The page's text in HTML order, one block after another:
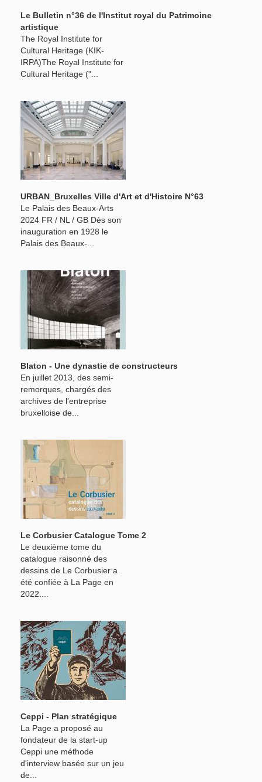
Le Bulletin n°36 de l'Institut royal du Patrimoine
artistique
The Royal Institute for
Cultural Heritage (KIK-
IRPA)The Royal Institute for
Cultural Heritage ("...
URBAN_Bruxelles Ville d'Art et d'Histoire N°63
Le Palais des Beaux-Arts
2024 FR / NL / GB Dès son
inauguration en 1928 le
Palais des Beaux-...
Blaton - Une dynastie de constructeurs
En juillet 2013, des semi-
remorques, chargés des
archives de l’entreprise
bruxelloise de...
Le Corbusier Catalogue Tome 2
Le deuxième tome du
catalogue raisonné des
dessins de Le Corbusier a
été confiée à La Page en
2022....
Ceppi - Plan stratégique
La Page a proposé au
fondateur de la start-up
Ceppi une méthode
d'interview basée sur un jeu
de...